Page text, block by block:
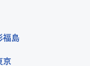
福島
京